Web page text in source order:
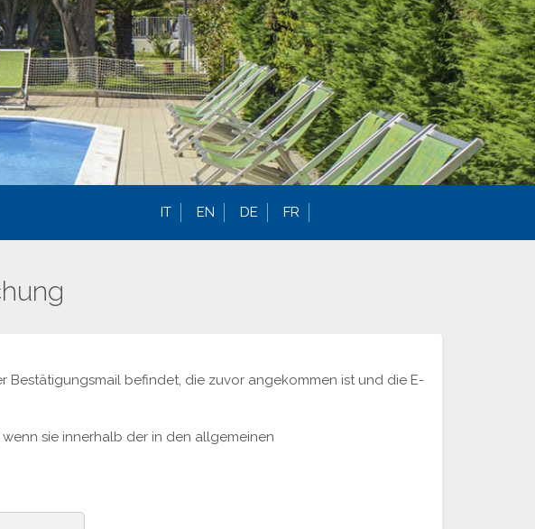
IT EN DE FR
Bestätigungsmail befindet, die zuvor angekommen ist und die E-
sie innerhalb der in den allgemeinen